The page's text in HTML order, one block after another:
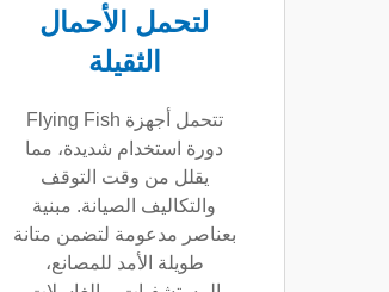
لتحمل الأحمال
الثقيلة
تتحمل أجهزة Flying Fish
دورة استخدام شديدة، مما
يقلل من وقت التوقف
والتكاليف الصيانة. مبنية
بعناصر مدعومة لتضمن متانة
طويلة الأمد للمصانع،